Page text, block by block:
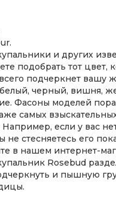
и других
подобрать тот цвет,
подчеркнет вашу
белый, черный, вишня,
Фасоны моделей
самых
если у вас
не стесняетесь его
в нашем интернет-
Rosebud
и пышную